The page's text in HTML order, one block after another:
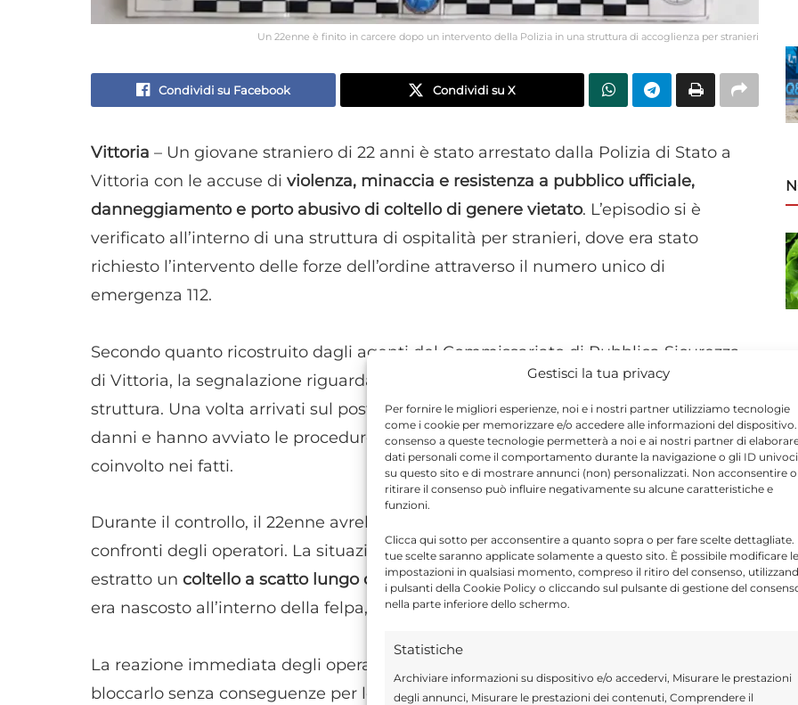
Gestisci la tua privacy
Per fornire le migliori esperienze, noi e i nostri partner utilizziamo tecnologie
come i cookie per memorizzare e/o accedere alle informazioni del
consenso a queste tecnologie permetterà a noi e ai nostri partner di
dati personali come il comportamento durante la navigazione o gli ID univoci
su questo sito e di mostrare annunci (non) personalizzati. Non acconsentire o
ritirare il consenso può influire negativamente su alcune caratteristiche e
funzioni.
Clicca qui sotto per acconsentire a quanto sopra o per fare scelte dettagliate.
tue scelte saranno applicate solamente a questo sito. È possibile modificare le
impostazioni in qualsiasi momento, compreso il ritiro del consenso,
i pulsanti della Cookie Policy o cliccando sul pulsante di gestione del
nella parte inferiore dello schermo.
Statistiche
Archiviare informazioni su dispositivo e/o accedervi, Misurare le prestazioni
degli annunci, Misurare le prestazioni dei contenuti, Comprendere il
Un 22enne è finito in carcere dopo un intervento della Polizia in una struttura di accoglienza per stranieri
Condividi su Facebook Condividi su X
Vittoria – Un giovane straniero di 22 anni è stato arrestato dalla Polizia di Stato a
Vittoria con le accuse di violenza, minaccia e resistenza a pubblico ufficiale,
danneggiamento e porto abusivo di coltello di genere vietato. L’episodio si è
verificato all’interno di una struttura di ospitalità per stranieri, dove era stato
richiesto l’intervento delle forze dell’ordine attraverso il numero unico di
emergenza 112.
Secondo quanto ricostruito dagli agenti del Commissariato di Pubblica Sicurezza
di Vittoria, la segnalazione riguardava alcuni danneggiamenti agli arredi della
struttura. Una volta arrivati sul posto, i poliziotti hanno accertato la presenza dei
danni e hanno avviato le procedure di identificazione del giovane ritenuto
coinvolto nei fatti.
Durante il controllo, il 22enne avrebbe assunto un atteggiamento aggressivo nei
confronti degli operatori. La situazione è degenerata quando il giovane avrebbe
estratto un coltello a scatto lungo circa 18 centimetri, che secondo gli investigatori
era nascosto all’interno della felpa, rivolgendolo verso gli agenti.
La reazione immediata degli operatori ha consentito di disarmare il giovane e
bloccarlo senza conseguenze per le persone presenti. Al termine degli